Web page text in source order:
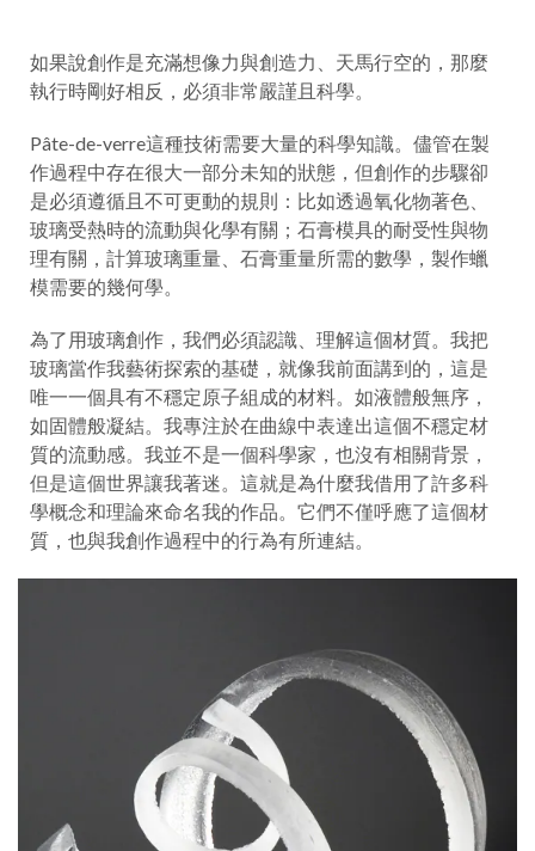
如果說創作是充滿想像力與創造力、天馬行空的，那麼
執行時剛好相反，必須非常嚴謹且科學。
Pâte-de-verre這種技術需要大量的科學知識。儘管在製
作過程中存在很大一部分未知的狀態，但創作的步驟卻
是必須遵循且不可更動的規則：比如透過氧化物著色、
玻璃受熱時的流動與化學有關；石膏模具的耐受性與物
理有關，計算玻璃重量、石膏重量所需的數學，製作蠟
模需要的幾何學。
為了用玻璃創作，我們必須認識、理解這個材質。我把
玻璃當作我藝術探索的基礎，就像我前面講到的，這是
唯一一個具有不穩定原子組成的材料。如液體般無序，
如固體般凝結。我專注於在曲線中表達出這個不穩定材
質的流動感。我並不是一個科學家，也沒有相關背景，
但是這個世界讓我著迷。這就是為什麼我借用了許多科
學概念和理論來命名我的作品。它們不僅呼應了這個材
質，也與我創作過程中的行為有所連結。